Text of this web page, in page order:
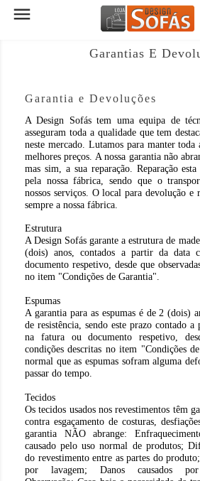

Garantias E
Garantia e Devoluções
A Design Sofás tem uma equipa de
asseguram toda a qualidade que tem
neste mercado. Lutamos para manter toda
melhores preços. A nossa garantia não
mas sim, a sua reparação. Reparação
pela nossa fábrica, sendo que o
nossos serviços. O local para devolução e
sempre a nossa fábrica.
Estrutura
A Design Sofás garante a estrutura de
(dois) anos, contados a partir da data
documento respetivo, desde que
no item "Condições de Garantia".
Espumas
A garantia para as espumas é de 2 (dois)
de resistência, sendo este prazo contado a
na fatura ou documento respetivo,
condições descritas no item "Condições
normal que as espumas sofram alguma
passar do tempo.
Tecidos
Os tecidos usados nos revestimentos têm
contra esgaçamento de costuras,
garantia NÃO abrange:
causado pelo uso normal de produtos;
do revestimento entre as partes do
por lavagem; Danos causados por